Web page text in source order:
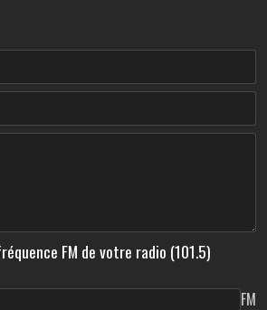
FM de votre radio (101.5)
FM